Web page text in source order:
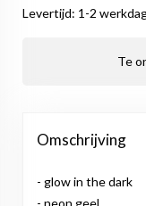
Levertijd: 1-2
Te
Omschrijving
- glow in the dark
- neon geel